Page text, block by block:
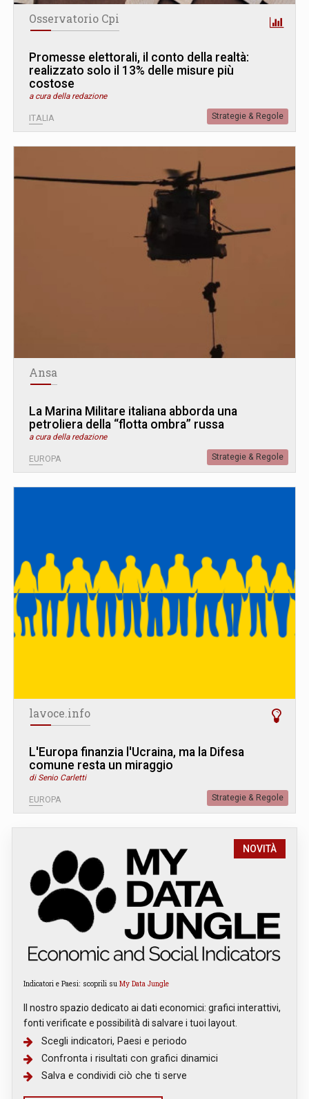
Osservatorio Cpi
Promesse elettorali, il conto della realtà:
realizzato solo il 13% delle misure più
costose
a cura della redazione
ITALIA Strategie & Regole
Ansa
La Marina Militare italiana abborda una
petroliera della “flotta ombra” russa
a cura della redazione
EUROPA Strategie & Regole
lavoce.info
L' Europa finanzia l'Ucraina, ma la Difesa
comune resta un miraggio
di Senio Carletti
EUROPA Strategie & Regole
NOVITÀ
Indicatori e Paesi: scoprili su My Data Jungle
Il nostro spazio dedicato ai dati economici: grafici interattivi,
fonti verificate e possibilità di salvare i tuoi layout.
Scegli indicatori, Paesi e periodo
Confronta i risultati con grafici dinamici
Salva e condividi ciò che ti serve